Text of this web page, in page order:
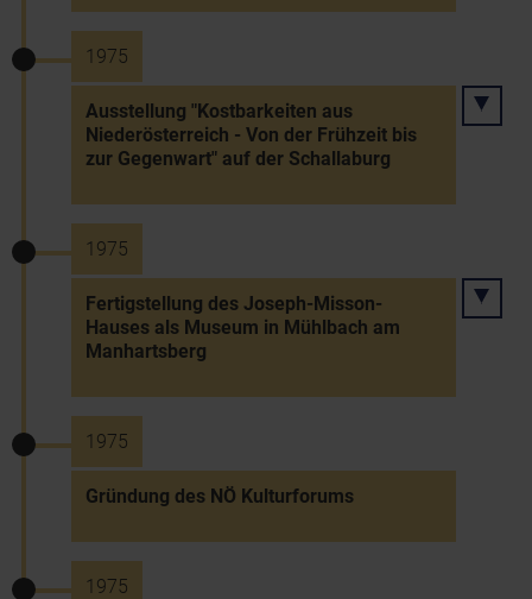
1975
Ausstellung "Kostbarkeiten aus
Niederösterreich - Von der Frühzeit bis
zur Gegenwart" auf der Schallaburg
1975
Fertigstellung des Joseph-Misson-
Hauses als Museum in Mühlbach am
Manhartsberg
1975
Gründung des NÖ Kulturforums
1975